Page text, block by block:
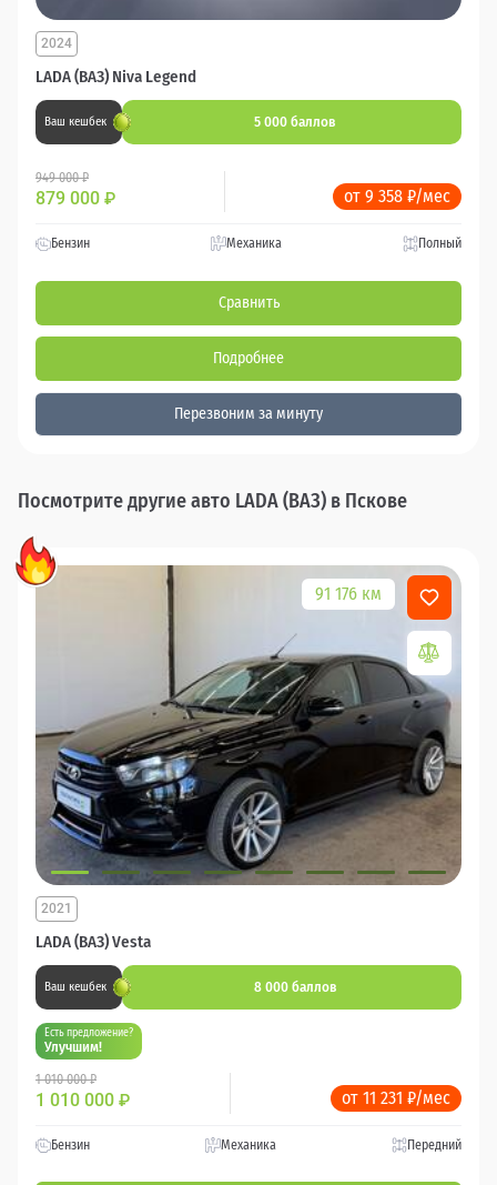
LADA (ВАЗ) Niva Legend
2024
Ваш кешбек 5 000 баллов
949 000 ₽
879 000 ₽ от 9 358 ₽/мес
Бензин Механика Полный
Сравнить
Подробнее
Перезвоним за минуту
Посмотрите другие авто LADA (ВАЗ) в Пскове
91 176 км
LADA (ВАЗ) Vesta
2021
Ваш кешбек 8 000 баллов
Есть предложение?
Улучшим!
1 010 000 ₽
1 010 000 ₽ от 11 231 ₽/мес
Бензин Механика Передний